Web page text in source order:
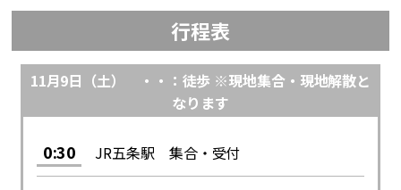
行程表
11月9日（土） ・・：徒歩 ※現地集合・現地解散と
なります
0:30 JR五条駅 集合・受付